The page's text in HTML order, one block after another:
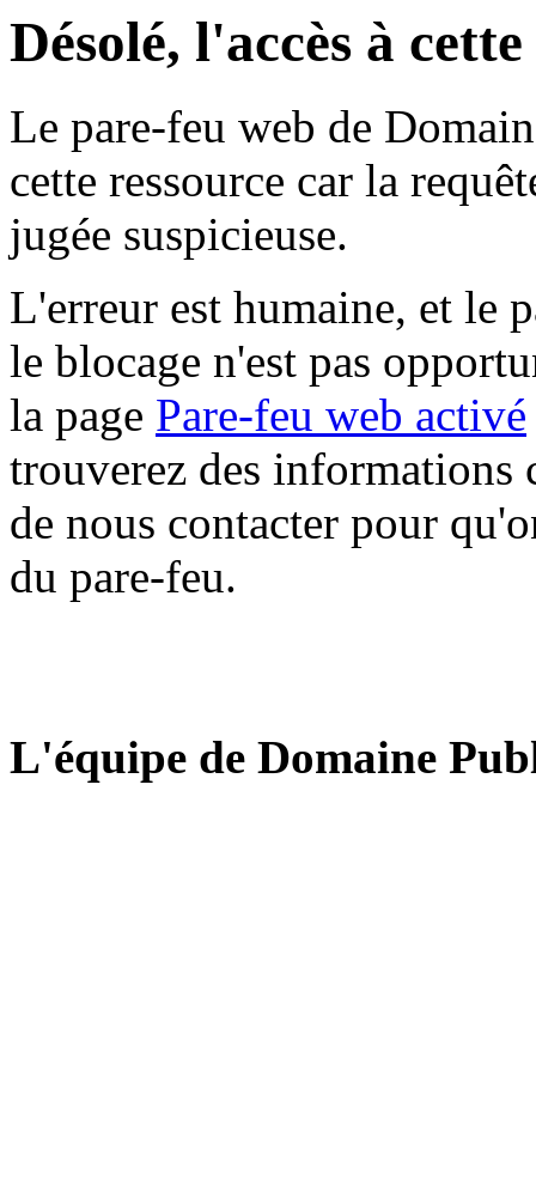
Désolé, l'accès à
Le pare-feu web de
cette ressource car la
jugée suspicieuse.
L'erreur est humaine, et le
le blocage n'est pas
la page Pare-feu web activé
trouverez des informations
de nous contacter pour
du pare-feu.
L'équipe de Domaine